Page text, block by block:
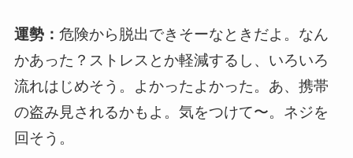
運勢： 危険から脱出できそーなときだよ。なん
かあった？ストレスとか軽減するし、いろいろ
流れはじめそう。よかったよかった。あ、携帯
の盗み見されるかもよ。気をつけて〜。ネジを
回そう。